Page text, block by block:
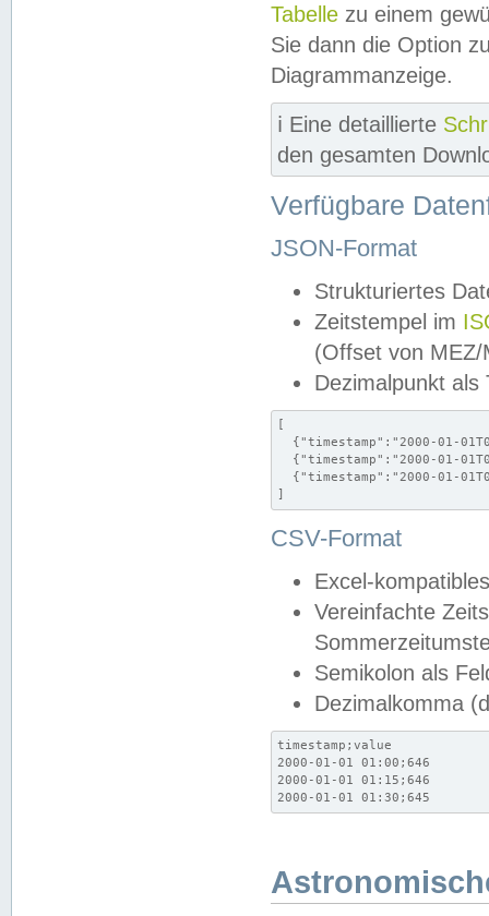
Tabelle zu einem
Sie dann die Option
Diagrammanzeige.
ℹ️ Eine detaillierte
den gesamten
Verfügbare
JSON-Format
Strukturiertes
Zeitstempel im
(Offset von MEZ/
Dezimalpunkt als
[
{"timestamp":"2000-01-
{"timestamp":"2000-01-
{"timestamp":"2000-01-
]
CSV-Format
Excel-
Vereinfachte
Semikolon als
Dezimalkomma
timestamp;value
2000-01-01 01:00;646
2000-01-01 01:15;646
2000-01-01 01:30;645